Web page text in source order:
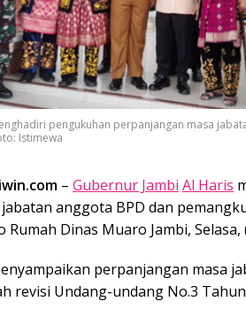
pengukuhan perpanjangan masa
Istimewa
– Gubernur Jambi Al Haris
anggota BPD dan
Dinas Muaro Jambi, Selasa,
perpanjangan masa
revisi Undang-undang No.3 Tahun